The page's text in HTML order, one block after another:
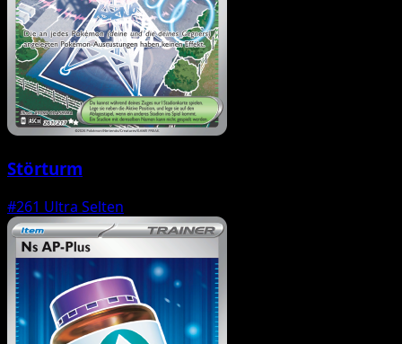
Störturm
#261 Ultra Selten